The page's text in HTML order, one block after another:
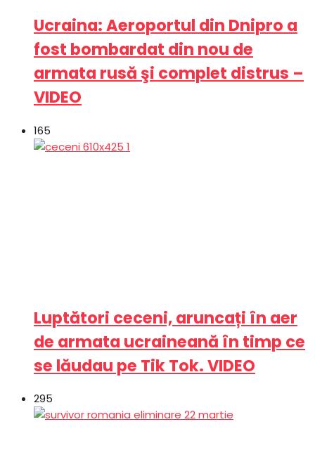
Ucraina: Aeroportul din Dnipro a
fost bombardat din nou de
armata rusă şi complet distrus –
VIDEO
165
Luptători ceceni, aruncați în aer
de armata ucraineană în timp ce
se lăudau pe Tik Tok. VIDEO
295